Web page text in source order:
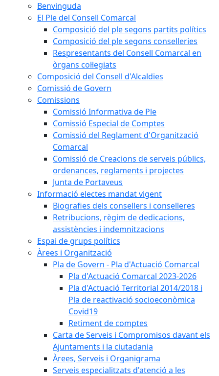
Benvinguda
El Ple del Consell Comarcal
Composició del ple segons partits polítics
Composició del ple segons conselleries
Respresentants del Consell Comarcal en
òrgans col·legiats
Composició del Consell d'Alcaldies
Comissió de Govern
Comissions
Comissió Informativa de Ple
Comissió Especial de Comptes
Comissió del Reglament d'Organització
Comarcal
Comissió de Creacions de serveis públics,
ordenances, reglaments i projectes
Junta de Portaveus
Informació electes mandat vigent
Biografies dels consellers i conselleres
Retribucions, règim de dedicacions,
assistències i indemnitzacions
Espai de grups polítics
Àrees i Organització
Pla de Govern - Pla d'Actuació Comarcal
Pla d'Actuació Comarcal 2023-2026
Pla d'Actuació Territorial 2014/2018 i
Pla de reactivació socioeconòmica
Covid19
Retiment de comptes
Carta de Serveis i Compromisos davant els
Ajuntaments i la ciutadania
Àrees, Serveis i Organigrama
Serveis especialitzats d'atenció a les